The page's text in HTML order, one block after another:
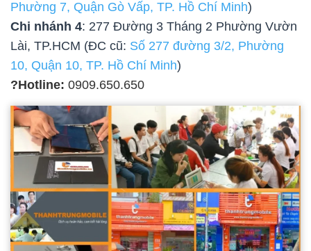
Phường 7, Quận Gò Vấp, TP. Hồ Chí Minh)
Chi nhánh 4: 277 Đường 3 Tháng 2 Phường Vườn
Lài, TP.HCM (ĐC cũ: Số 277 đường 3/2, Phường
10, Quận 10, TP. Hồ Chí Minh)
?Hotline: 0909.650.650